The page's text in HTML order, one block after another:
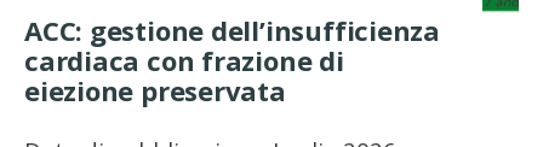
ACC: gestione dell’insufficienza
cardiaca con frazione di
eiezione preservata